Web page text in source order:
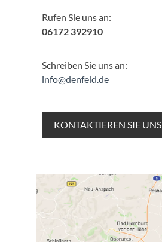
Rufen Sie uns an:
06172 392910
Schreiben Sie uns an:
info@denfeld.de
KONTAKTIEREN SIE UNS